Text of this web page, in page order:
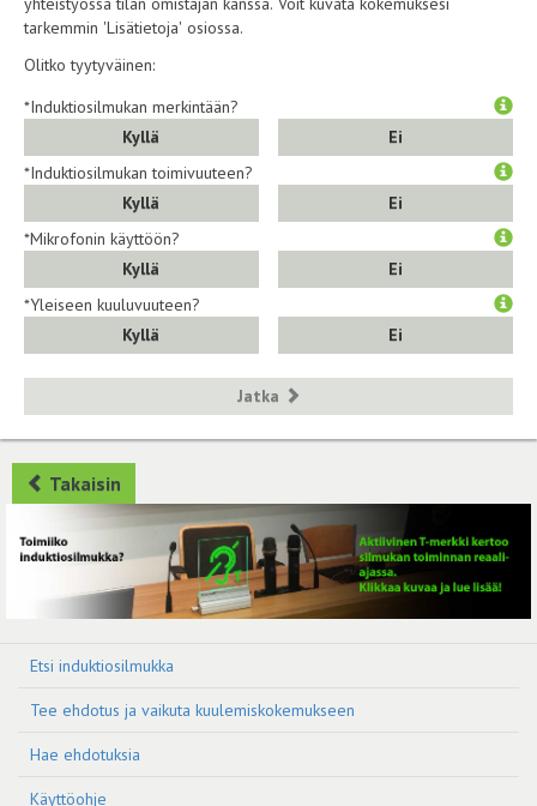
tarkemmin 'Lisätietoja' osiossa.
Olitko tyytyväinen:
*Induktiosilmukan merkintään?
Kyllä
Ei
*Induktiosilmukan toimivuuteen?
Kyllä
Ei
*Mikrofonin käyttöön?
Kyllä
Ei
*Yleiseen kuuluvuuteen?
Kyllä
Ei
Jatka
Takaisin
Etsi induktiosilmukka
Tee ehdotus ja vaikuta kuulemiskokemukseen
Hae ehdotuksia
Käyttöohje